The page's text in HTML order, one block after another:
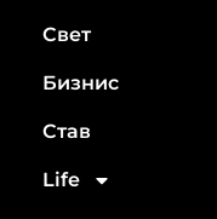
Свет
Бизнис
Став
Life